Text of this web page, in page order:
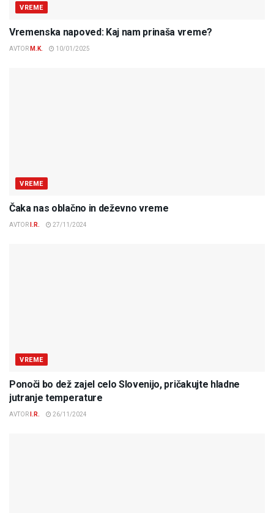
VREME
Vremenska napoved: Kaj nam prinaša vreme?
AVTOR M.K. 10/01/2025
VREME
Čaka nas oblačno in deževno vreme
AVTOR I.R. 27/11/2024
VREME
Ponoči bo dež zajel celo Slovenijo, pričakujte hladne
jutranje temperature
AVTOR I.R. 26/11/2024